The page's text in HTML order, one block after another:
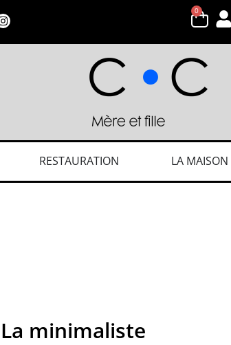
0
RESTAURATION LA MAISON
La minimaliste